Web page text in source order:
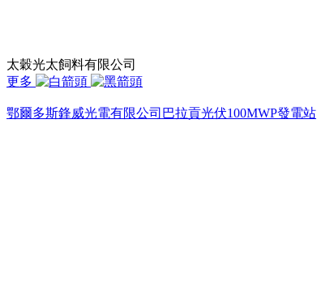
太穀光太飼料有限公司
更多
鄂爾多斯鋒威光電有限公司巴拉貢光伏100MWP發電站